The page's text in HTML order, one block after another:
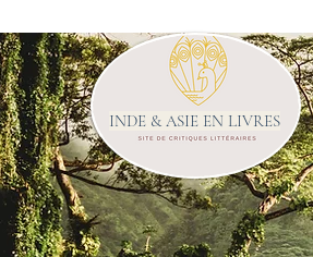
INDE & ASIE EN LIVRES